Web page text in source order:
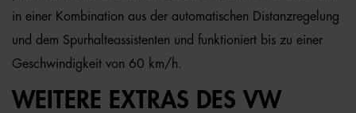
in einer Kombination aus der automatischen Distanzregelung
und dem Spurhalteassistenten und funktioniert bis zu einer
Geschwindigkeit von 60 km/h.
WEITERE EXTRAS DES VW